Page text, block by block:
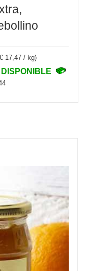
17,47 / kg)
DISPONIBLE